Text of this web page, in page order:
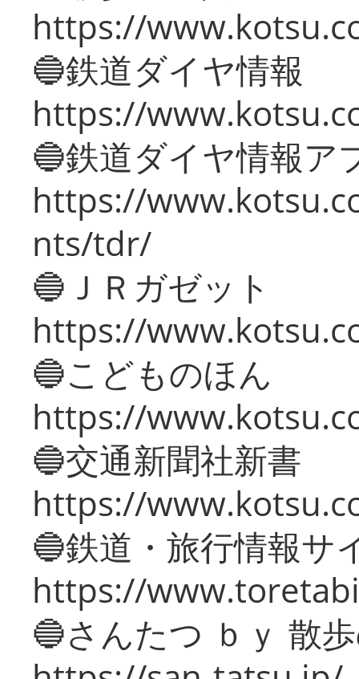
https://
🔵鉄道ダイヤ情報
https://
🔵鉄道ダイヤ情報ア
https://
nts/tdr/
🔵ＪＲガゼット
https://
🔵こどものほん
https://
🔵交通新聞社新書
https://
🔵鉄道・旅行情報サ
https://
🔵さんたつ ｂｙ 散